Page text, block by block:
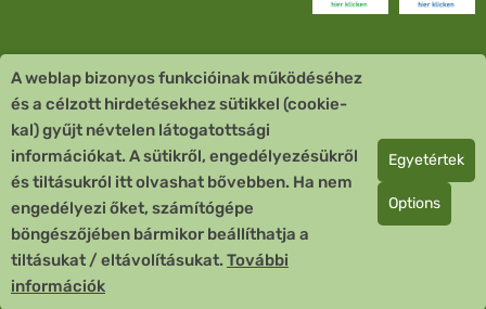
Vevőszolgálat
Quick Links
Fizetési mód
Copyright © 2026 Team Santé Salvator Apotheke
Remedia Homöopathie GmbH GMP zertifizierter Arzneihersteller
A weblap bizonyos funkcióinak működéséhez
és a célzott hirdetésekhez sütikkel (cookie-
kal) gyűjt névtelen látogatottsági
információkat. A sütikről, engedélyezésükről
és tiltásukról itt olvashat bővebben. Ha nem
engedélyezi őket, számítógépe
böngészőjében bármikor beállíthatja a
tiltásukat / eltávolításukat. További
információk
Egyetértek
Options